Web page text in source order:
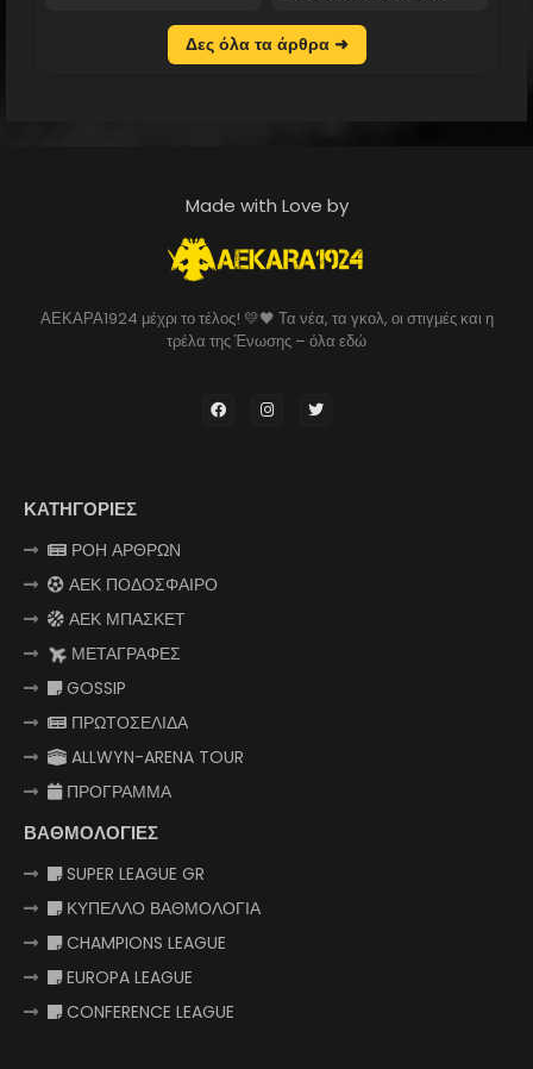
Δες όλα τα άρθρα ➜
Made with Love by
ΑΕΚΑΡΑ1924 μέχρι το τέλος! 💛🖤 Τα νέα, τα γκολ, οι στιγμές και η
τρέλα της Ένωσης – όλα εδώ
ΚΑΤΗΓΟΡΙΕΣ
ΡΟΗ ΑΡΘΡΩΝ
ΑΕΚ ΠΟΔΟΣΦΑΙΡΟ
ΑΕΚ ΜΠΑΣΚΕΤ
ΜΕΤΑΓΡΑΦΕΣ
GOSSIP
ΠΡΩΤΟΣΕΛΙΔΑ
ALLWYN-ARENA TOUR
ΠΡΟΓΡΑΜΜΑ
ΒΑΘΜΟΛΟΓΙΕΣ
SUPER LEAGUE GR
ΚΥΠΕΛΛΟ ΒΑΘΜΟΛΟΓΙΑ
CHAMPIONS LEAGUE
EUROPA LEAGUE
CONFERENCE LEAGUE